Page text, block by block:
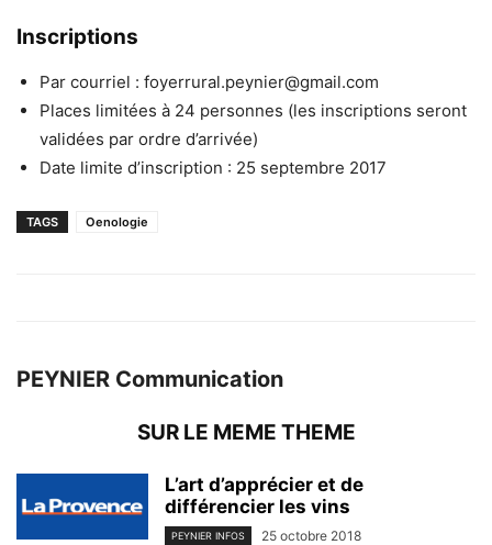
Inscriptions
Par courriel : foyerrural.peynier@gmail.com
Places limitées à 24 personnes (les inscriptions seront
validées par ordre d’arrivée)
Date limite d’inscription : 25 septembre 2017
TAGS Oenologie
PEYNIER Communication
SUR LE MEME THEME
L’art d’apprécier et de
différencier les vins
PEYNIER INFOS 25 octobre 2018